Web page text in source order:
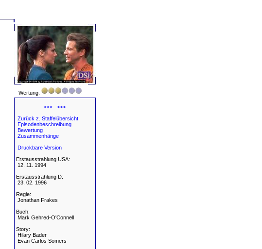
Wertung:
<<<
>>>
Zurück z. Staffelübersicht
Episodenbeschreibung
Bewertung
Zusammenhänge
Druckbare Version
Erstausstrahlung USA:
12. 11. 1994
Erstausstrahlung D:
23. 02. 1996
Regie:
Jonathan Frakes
Buch:
Mark Gehred-O'Connell
Story:
Hilary Bader
Evan Carlos Somers